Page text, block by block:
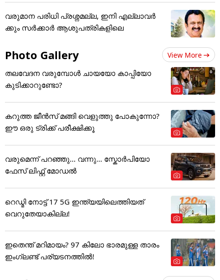
വരുമാന പരിധി പ്രശ്നമല്ല, ഇനി എല്ലാവർ
ക്കും സർക്കാർ ആശുപത്രികളിലെ
Photo Gallery View More
തലവേദന വരുമ്പോൾ ചായയോ കാപ്പിയോ
കുടിക്കാറുണ്ടോ?
കറുത്ത ജീൻസ് മങ്ങി വെളുത്തു പോകുന്നോ?
ഈ ഒരു ട്രിക്ക് പരീക്ഷിക്കൂ
വരുമെന്ന് പറഞ്ഞു... വന്നു... സ്കോർപിയോ
ഫേസ് ലിഫ്റ്റ് മോഡൽ
റെഡ്മി നോട്ട് 17 5G ഇന്ത്യയിലെത്തിയത്
വെറുതേയാകില്ല!
ഇതെന്ത് മറിമായം? 97 കിലോ ഭാരമുള്ള താരം
ഇംഗ്ലണ്ട് പര്യടനത്തില്‍!